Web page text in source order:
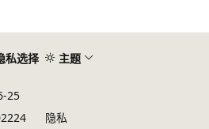
私选择 主题
25
隐私